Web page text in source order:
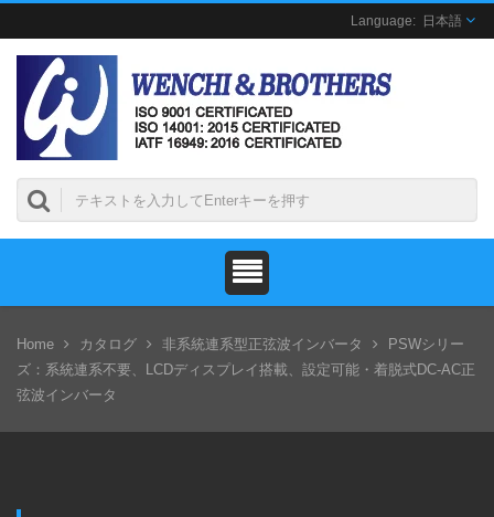
日本語
Home カタログ 非系統連系型正弦波インバータ
PSWシリー
ズ：系統連系不要、LCDディスプレイ搭載、設定可能・着脱式DC-AC正
弦波インバータ